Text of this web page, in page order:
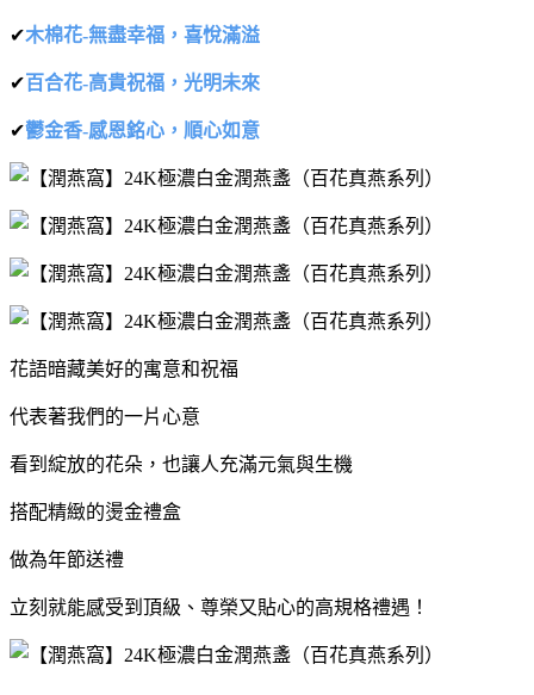
✔⽊棉花-無盡幸福，喜悅滿溢
✔百合花-⾼貴祝福，光明未來
✔鬱⾦⾹-感恩銘⼼，順⼼如意
花語暗藏美好的寓意和祝福
代表著我們的一片心意
看到綻放的花朵，也讓人充滿元氣與生機
搭配精緻的燙金禮盒
做為年節送禮
立刻就能感受到頂級、尊榮又貼心的高規格禮遇！